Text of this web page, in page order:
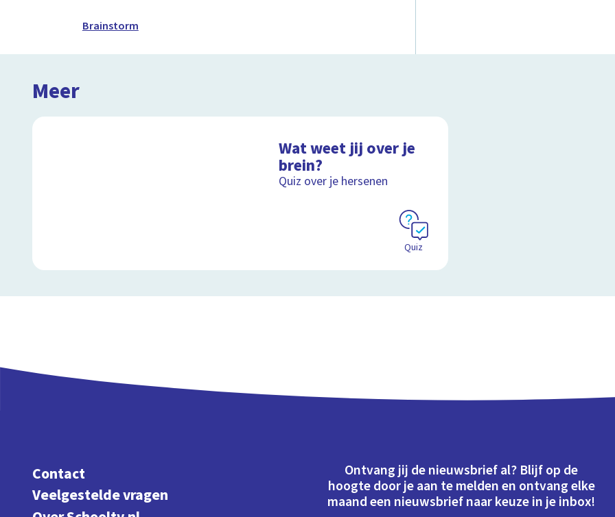
Brainstorm
Meer
Wat weet jij over je
brein?
Quiz over je hersenen
Quiz
Contact
Veelgestelde vragen
Ontvang jij de nieuwsbrief al? Blijf op de
hoogte door je aan te melden en ontvang elke
maand een nieuwsbrief naar keuze in je inbox!